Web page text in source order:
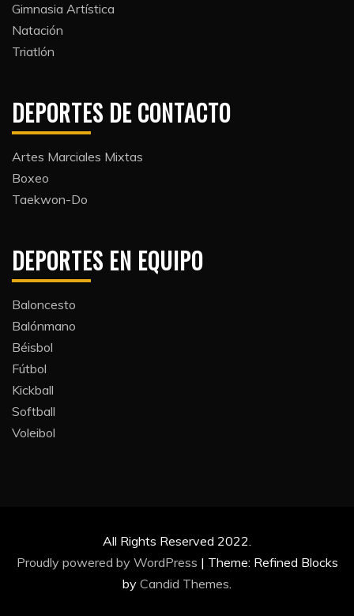
Gimnasia Artística
Natación​
Triatlón​
DEPORTES DE CONTACTO
Artes Marciales Mixtas
Boxeo
Taekwon-Do
DEPORTES EN EQUIPO
Baloncesto
Balónmano
Béisbol
Fútbol
Kickball​
Softball​
Voleibol​
All Rights Reserved 2022.
Proudly powered by WordPress | Theme: Refined Blocks
by Candid Themes.